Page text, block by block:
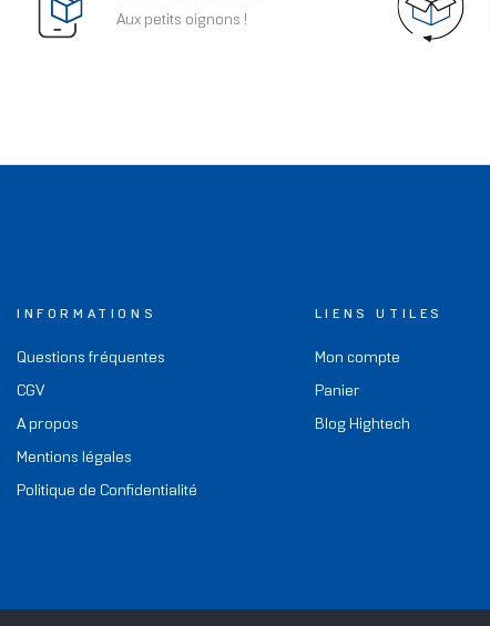
Aux petits oignons !
INFORMATIONS
Questions fréquentes
CGV
A propos
Mentions légales
Politique de Confidentialité
LIENS UTILES
Mon compte
Panier
Blog Hightech